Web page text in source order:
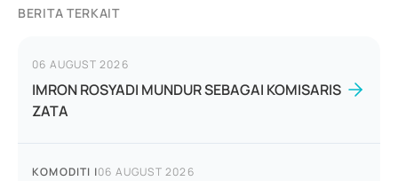
BERITA TERKAIT
06 AUGUST 2026
IMRON ROSYADI MUNDUR SEBAGAI KOMISARIS
ZATA
KOMODITI |06 AUGUST 2026